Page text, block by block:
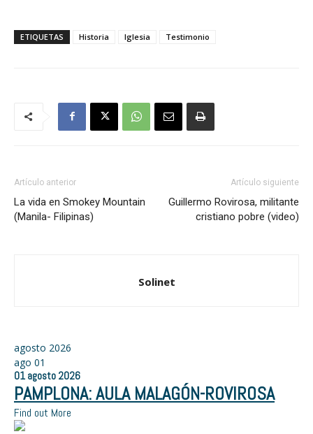
ETIQUETAS Historia Iglesia Testimonio
Artículo anterior
La vida en Smokey Mountain
(Manila- Filipinas)
Artículo siguiente
Guillermo Rovirosa, militante
cristiano pobre (video)
Solinet
agosto 2026
ago 01
01 agosto 2026
PAMPLONA: AULA MALAGÓN-ROVIROSA
Find out More